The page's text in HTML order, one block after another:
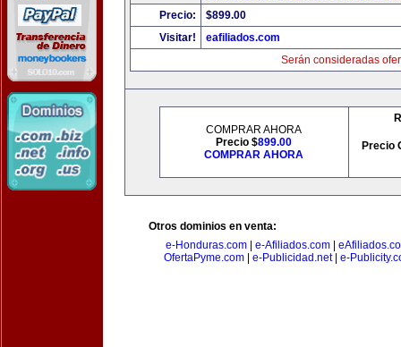
Precio:
$899.00
Visitar!
eafiliados.com
Serán consideradas
COMPRAR AHORA
Precio $899.00
COMPRAR AHORA
Precio
Otros dominios en venta:
e-Honduras.com| e-Afiliados.com|
OfertaPyme.com| e-Publicidad.net| e-